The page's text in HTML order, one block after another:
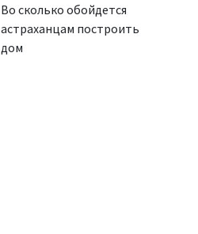
Во сколько обойдется
астраханцам построить
дом